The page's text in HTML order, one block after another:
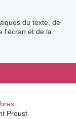
du texte, de
l'écran et de la
Proust